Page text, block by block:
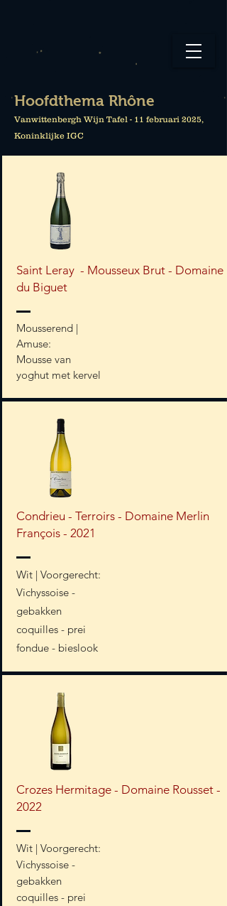
Hoofdthema Rhône
Vanwittenbergh Wijn Tafel - 11 februari 2025,
Koninklijke IGC
Saint Leray - Mousseux Brut - Domaine
du Biguet
Mousserend |
Amuse:
Mousse van
yoghut met kervel
Condrieu - Terroirs - Domaine Merlin
François - 2021
Wit | Voorgerecht:
Vichyssoise -
gebakken
coquilles - prei
fondue - bieslook
Crozes Hermitage - Domaine Rousset -
2022
Wit | Voorgerecht:
Vichyssoise -
gebakken
coquilles - prei